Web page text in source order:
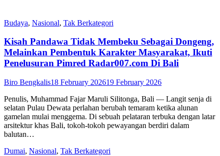
Budaya, Nasional, Tak Berkategori
Kisah Pandawa Tidak Membeku Sebagai Dongeng,
Melainkan Pembentuk Karakter Masyarakat, Ikuti
Penelusuran Pimred Radar007.com Di Bali
Biro Bengkalis18 February 202619 February 2026
Penulis, Muhammad Fajar Maruli Silitonga, Bali — Langit senja di
selatan Pulau Dewata perlahan berubah temaram ketika alunan
gamelan mulai menggema. Di sebuah pelataran terbuka dengan latar
arsitektur khas Bali, tokoh-tokoh pewayangan berdiri dalam
balutan…
Dumai, Nasional, Tak Berkategori